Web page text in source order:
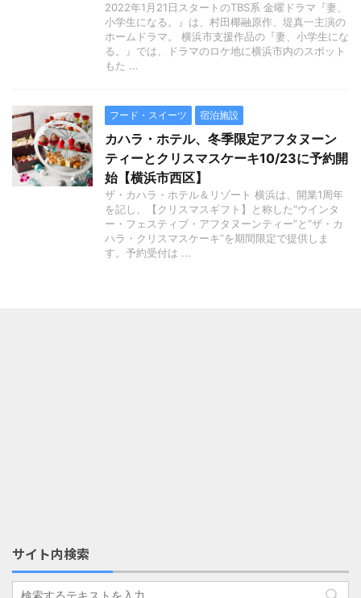
2022年1月21日スタートのTBS系 金曜ドラマ『妻、
小学生になる。』は、村田椰融原作、堤真一主演の
ホームドラマ。 横浜市支援作品の『妻、小学生にな
る。』では、ドラマのロケ地に横浜市内のスポット
もた ...
フード・スイーツ 宿泊施設
カハラ・ホテル、冬季限定アフタヌーン
ティーとクリスマスケーキ10/23に予約開
始【横浜市西区】
ザ・カハラ・ホテル＆リゾート 横浜は、開業1周年
を記し、【クリスマスギフト】と称した“ウインタ
ー・フェスティブ・アフタヌーンティー”と“ザ・カ
ハラ・クリスマスケーキ”を期間限定で提供しま
す。予約受付は ...
サイト内検索